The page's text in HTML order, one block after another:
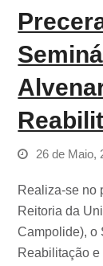
26 de Maio,
Realiza-se no
Reitoria da
Campolide), o
Reabilitação